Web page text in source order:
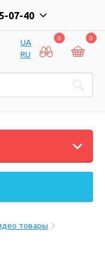
07-40
UA
RU
0 0
товары